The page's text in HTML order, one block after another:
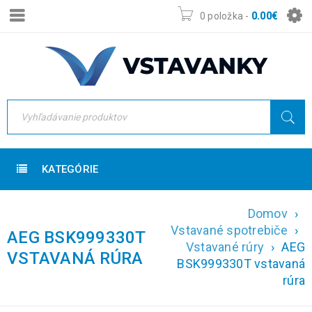
0 položka - 0.00€
KATEGÓRIE
AEG BSK999330T
VSTAVANÁ RÚRA
Domov ›
Vstavané spotrebiče ›
Vstavané rúry › AEG
BSK999330T vstavaná
rúra